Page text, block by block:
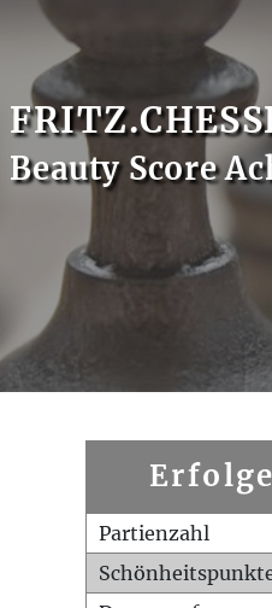
Beauty Score
Partienzahl